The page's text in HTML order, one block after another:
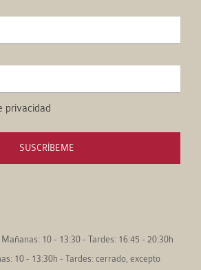
privacidad
SUSCRÍBEME
10 - 13:30 - Tardes: 16:45 - 20:30h
10 - 13:30h - Tardes: cerrado, excepto